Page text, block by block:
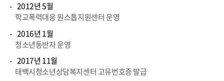
2012년 5월
학교폭력대응 원스톱지원센터 운영
2016년 1월
청소년동반자 운영
2017년 11월
태백시청소년상담복지센터 고유번호증 발급